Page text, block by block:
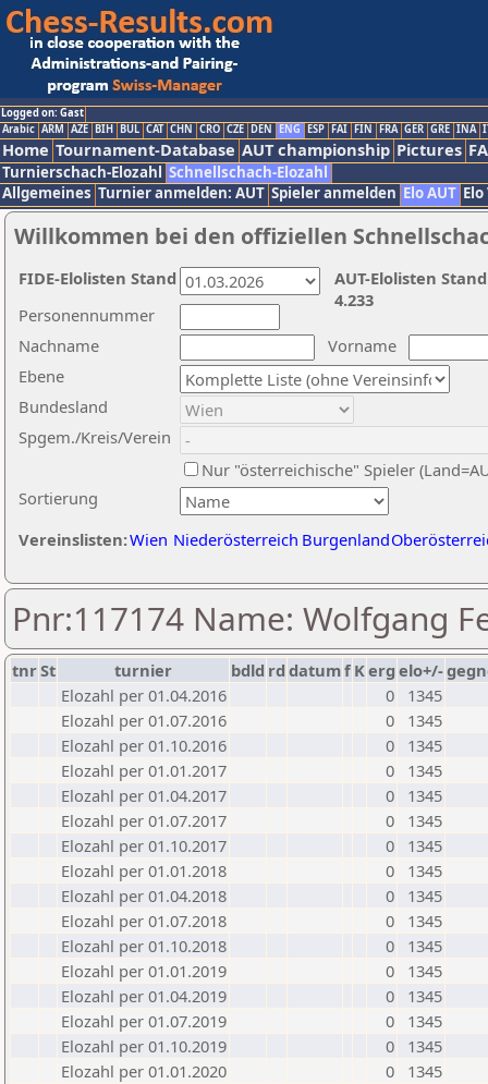
Logged on: Gast
Arabic ARM AZE BIH BUL CAT CHN CRO CZE DEN ENG ESP FAI FIN FRA GER GRE INA
Home Tournament-Database AUT championship Pictures
Turnierschach-Elozahl Schnellschach-Elozahl
Allgemeines Turnier anmelden: AUT Spieler anmelden Elo AUT
Willkommen bei den offiziellen
Nachname
Vorname
Ebene
Sortierung
Personennummer
Bundesland
Spgem./Kreis/Verein
Nur "österreichische" Spieler
Vereinslisten:Wien Niederösterreich Burgenland
AUT-Elolisten
4.233
FIDE-Elolisten Stand
Pnr:117174 Name: Wolfgang
tnrSt turnier bdld rd datumf Kerg elo+/-
Elozahl per 01.04.2016
0
1345
Elozahl per 01.07.2016
0
1345
Elozahl per 01.10.2016
0
1345
Elozahl per 01.01.2017
0
1345
Elozahl per 01.04.2017
0
1345
Elozahl per 01.07.2017
0
1345
Elozahl per 01.10.2017
0
1345
Elozahl per 01.01.2018
0
1345
Elozahl per 01.04.2018
0
1345
Elozahl per 01.07.2018
0
1345
Elozahl per 01.10.2018
0
1345
Elozahl per 01.01.2019
0
1345
Elozahl per 01.04.2019
0
1345
Elozahl per 01.07.2019
0
1345
Elozahl per 01.10.2019
0
1345
Elozahl per 01.01.2020
0
1345